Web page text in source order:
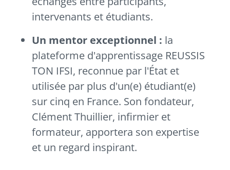
intervenants et étudiants.
Un mentor exceptionnel : la
plateforme d'apprentissage REUSSIS
TON IFSI, reconnue par l'État et
utilisée par plus d'un(e) étudiant(e)
sur cinq en France. Son fondateur,
Clément Thuillier, infirmier et
formateur, apportera son expertise
et un regard inspirant.